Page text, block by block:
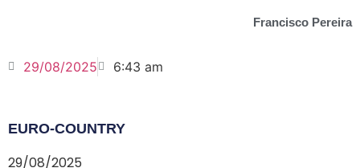
Francisco Pereira
29/08/2025 6:43 am
EURO-COUNTRY
29/08/2025